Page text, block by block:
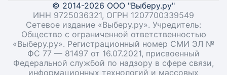
© 2014-2026 ООО "Выберу.ру"
ИНН 9725036321, ОГРН 1207700339549
Сетевое издание «Выберу.ру». Учредитель:
Общество с ограниченной ответственностью
«Выберу.ру». Регистрационный номер СМИ ЭЛ №
ФС 77 — 81497 от 16.07.2021, присвоенный
Федеральной службой по надзору в сфере связи,
информационных технологий и массовых